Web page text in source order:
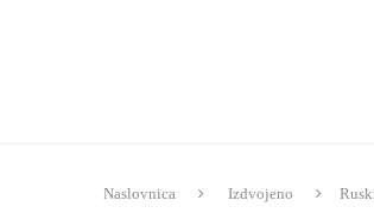
Naslovnica Izdvojeno